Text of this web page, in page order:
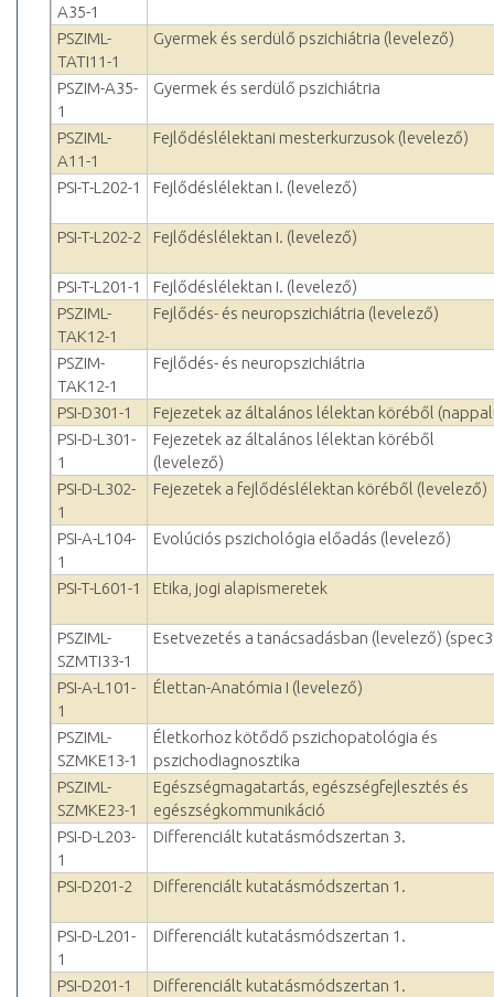
A35-1
PSZIML-
TATI11-1
Gyermek és serdülő pszichiátria (levelező)
PSZIM-A35-
1
Gyermek és serdülő pszichiátria
PSZIML-
A11-1
Fejlődéslélektani mesterkurzusok (levelező)
PSI-T-L202-1 Fejlődéslélektan I. (levelező)
PSI-T-L202-2 Fejlődéslélektan I. (levelező)
PSI-T-L201-1
Fejlődéslélektan I. (levelező)
PSZIML-
TAK12-1
Fejlődés- és neuropszichiátria (levelező)
PSZIM-
TAK12-1
Fejlődés- és neuropszichiátria
PSI-D301-1
Fejezetek az általános lélektan köréből
PSI-D-L301-
1
Fejezetek az általános lélektan köréből
(levelező)
PSI-D-L302-
1
Fejezetek a fejlődéslélektan köréből (levelező)
PSI-A-L104-
1
Evolúciós pszichológia előadás (levelező)
PSI-T-L601-1 Etika, jogi alapismeretek
PSZIML-
SZMTI33-1
Esetvezetés a tanácsadásban (levelező)
PSI-A-L101-
1
Élettan-Anatómia I (levelező)
PSZIML-
SZMKE13-1
Életkorhoz kötődő pszichopatológia és
pszichodiagnosztika
PSZIML-
SZMKE23-1
Egészségmagatartás, egészségfejlesztés és
egészségkommunikáció
PSI-D-L203-
1
Differenciált kutatásmódszertan 3.
PSI-D201-2 Differenciált kutatásmódszertan 1.
PSI-D-L201-
1
Differenciált kutatásmódszertan 1.
PSI-D201-1 Differenciált kutatásmódszertan 1.